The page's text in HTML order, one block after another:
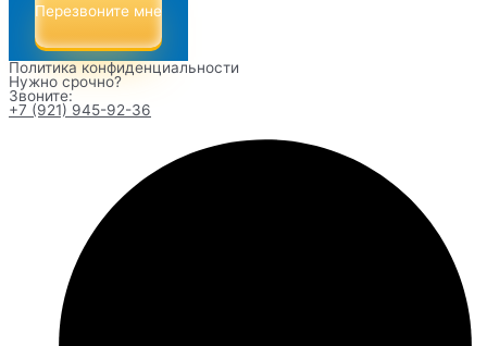
Перезвоните мне
Политика конфиденциальности
Нужно срочно?
Звоните:
+7 (921) 945-92-36